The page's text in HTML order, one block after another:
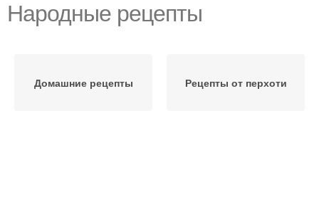
Народные рецепты
Домашние рецепты Рецепты от перхоти